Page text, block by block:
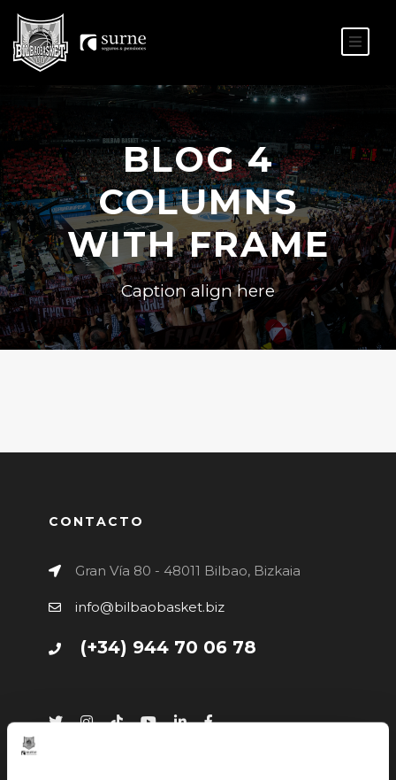
BLOG 4
COLUMNS
WITH FRAME
Caption align here
CONTACTO
Gran Vía 80 - 48011 Bilbao, Bizkaia
info@bilbaobasket.biz
(+34) 944 70 06 78